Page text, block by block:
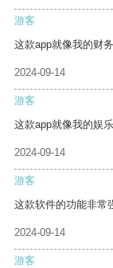
游客
这款app就像我的财
2024-09-14
游客
这款app就像我的娱
2024-09-14
游客
这款软件的功能非常
2024-09-14
游客